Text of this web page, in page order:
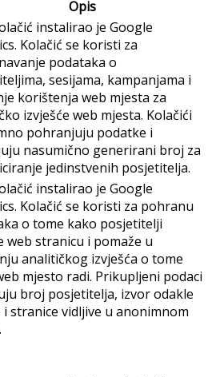
Opis
instalirao je Google
Kolačić se koristi za
podataka o
sesijama, kampanjama i
korištenja web mjesta za
izvješće web mjesta. Kolačići
pohranjuju podatke i
nasumično generirani broj za
jedinstvenih posjetitelja.
instalirao je Google
Kolačić se koristi za pohranu
o tome kako posjetitelji
web stranicu i pomaže u
analitičkog izvješća o tome
mjesto radi. Prikupljeni podaci
broj posjetitelja, izvor odakle
i stranice vidljive u anonimnom